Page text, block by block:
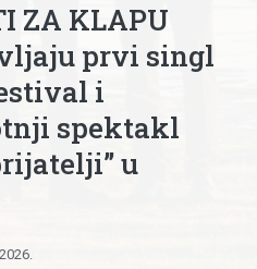
ZA KLAPU
prvi singl
i
spektakl
u